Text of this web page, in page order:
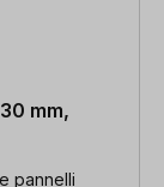
mm,
pannelli